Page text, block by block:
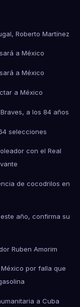
Roberto Martínez
a México
a México
a México
a los 84 años
selecciones
con el Real
de cocodrilos en
año, confirma su
Ruben Amorim
por falla que
a Cuba